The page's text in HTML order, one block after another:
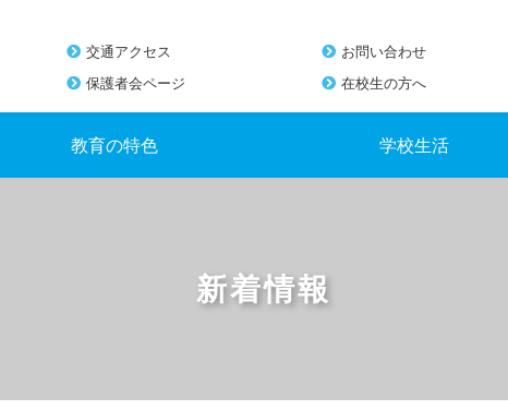
交通アクセス
お問い合わせ
保護者会ページ
在校生の方へ
教育の特色 学校生活
新着情報